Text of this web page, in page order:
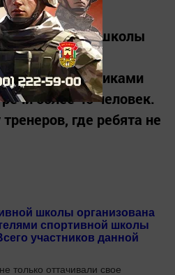
спортивной школы
теннису с
и воспитанниками
более 40 человек.
где ребята не
школы организована
спортивной школы
участников данной
только оттачивали свое